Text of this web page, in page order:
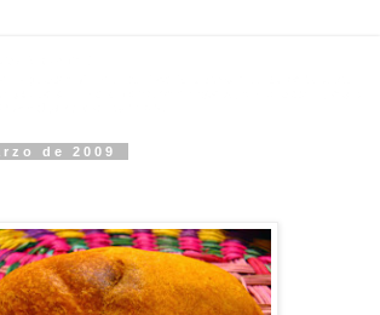
de 2009